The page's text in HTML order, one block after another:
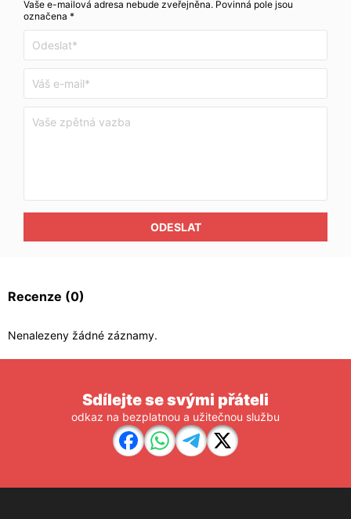
Vaše e-mailová adresa nebude zveřejněna. Povinná pole jsou
označena *
ODESLAT
Recenze (0)
Nenalezeny žádné záznamy.
Sdílejte se svými přáteli
odkaz na bezplatnou a užitečnou službu